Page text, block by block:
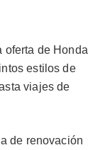
oferta de Honda
estilos de
viajes de
de renovación